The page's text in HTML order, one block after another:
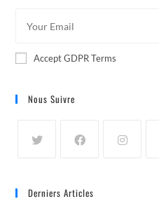
Accept GDPR Terms
Nous Suivre
Derniers Articles